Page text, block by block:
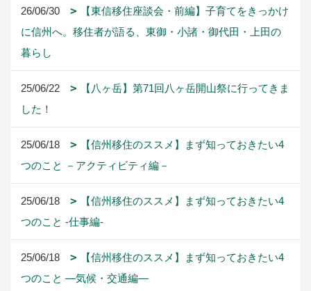
26/06/30
【東信移住座談会・前編】子育てをきっかけ
に信州へ。移住者が語る、東御・小諸・御代田・上田の
暮らし
25/06/22
【八ヶ岳】第71回八ヶ岳開山祭に行ってきま
した！
25/06/18
【信州移住のススメ】まず知っておきたい4
つのこと －アクティビティ編－
25/06/18
【信州移住のススメ】まず知っておきたい4
つのこと -仕事編-
25/06/18
【信州移住のススメ】まず知っておきたい4
つのこと ―気候・交通編―